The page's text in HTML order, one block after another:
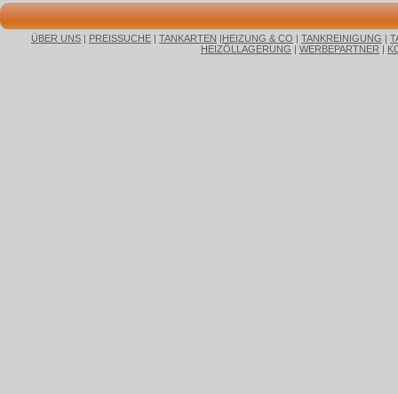
ÜBER UNS | PREISSUCHE | TANKARTEN |HEIZUNG & CO | TANKREINIGUNG |
HEIZÖLLAGERUNG | WERBEPARTNER |